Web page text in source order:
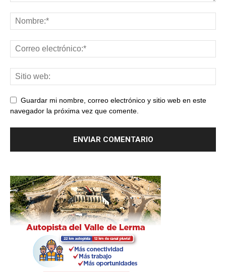
Guardar mi nombre, correo electrónico y sitio web en este
navegador la próxima vez que comente.